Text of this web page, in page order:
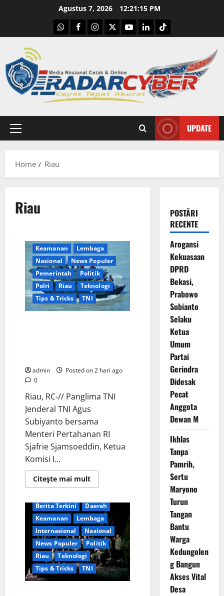
Agustus 7, 2026 12:21:16 PM
WhatsApp
Facebook
Instagram
X YoutubelinkedinTiktok
Primary
UPDATE
Home Riau
Riau
Keamanan
Lembaga
Nasional
News Populer
Pemerintah
Politik
Polri
Riau
Teknologi
Tips & Tricks
TNI
admin
Posted on 2 hari ago
0
Riau, RC-// Panglima TNI
Jenderal TNI Agus
Subiyanto bersama
Menteri Pertahanan RI
Sjafrie Sjamsoeddin, Ketua
Komisi I...
Citeşte mai multRead
more
Kemampuan
Tempur
Terpadu,
Ribuan
Prajurit
dan
Alutsista
Canggih
Dikerahkan
dalam
Latihan
TNI
Berita Terkini
Daerah
Keamanan
Lembaga
lnternasional
Nasional
News Populer
Politik
Riau
Teknologi
Tips & Tricks
TNI
POSTĂRI
RECENTE
Arogansi
Kekuasaan
DPRD
Bekasi,
Prabowo
Subianto
Selaku
Ketua
Umum
Partai
Gerindra
Didesak
Pecat
Anggota
Dewan M
Ikhlas
Tanpa
Pamrih,
Sertu
Maryono
Turun
Tangan
Bantu
Warga
Kedungolen
g Bangun
Akses Vital
Desa